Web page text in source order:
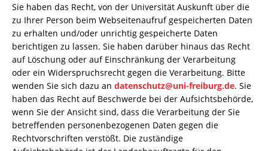
Sie haben das Recht, von der Universität Auskunft über die
zu Ihrer Person beim Webseitenaufruf gespeicherten Daten
zu erhalten und/oder unrichtig gespeicherte Daten
berichtigen zu lassen. Sie haben darüber hinaus das Recht
auf Löschung oder auf Einschränkung der Verarbeitung
oder ein Widerspruchsrecht gegen die Verarbeitung. Bitte
wenden Sie sich dazu an datenschutz@uni-freiburg.de. Sie
haben das Recht auf Beschwerde bei der Aufsichtsbehörde,
wenn Sie der Ansicht sind, dass die Verarbeitung der Sie
betreffenden personenbezogenen Daten gegen die
Rechtvorschriften verstößt. Die zuständige